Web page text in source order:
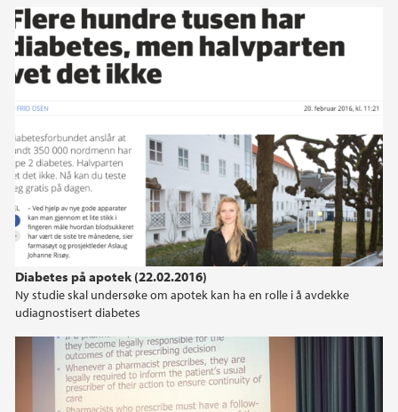
Diabetes på apotek (22.02.2016)
Ny studie skal undersøke om apotek kan ha en rolle i å avdekke
udiagnostisert diabetes
2020
2017
2016
2015
2014
2013